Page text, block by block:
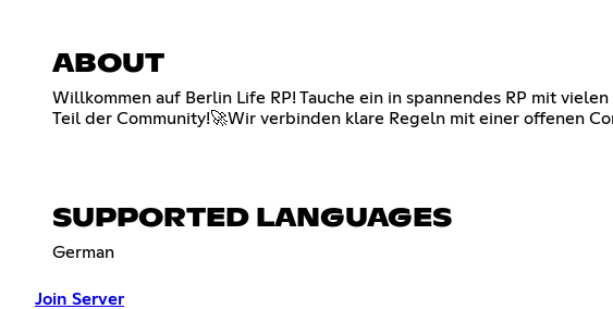
ABOUT
Willkommen auf Berlin Life RP! Tauche ein in spannendes RP mit
Teil der Community!🚀Wir verbinden klare Regeln mit einer offenen
SUPPORTED LANGUAGES
German
Join Server